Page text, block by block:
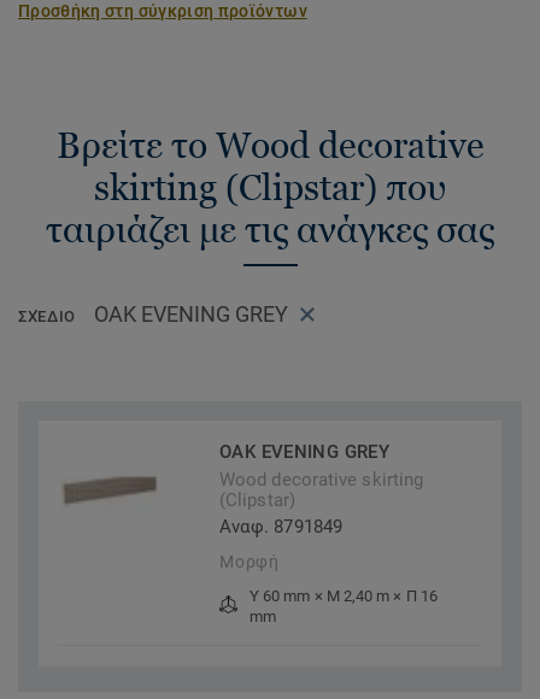
Προσθήκη στη σύγκριση προϊόντων
Βρείτε το Wood decorative
skirting (Clipstar) που
ταιριάζει με τις ανάγκες σας
ΣΧΈΔΙΟ OAK EVENING GREY
OAK EVENING GREY
Wood decorative skirting
(Clipstar)
Αναφ. 8791849
Μορφή
Υ 60 mm × Μ 2,40 m × Π 16
mm